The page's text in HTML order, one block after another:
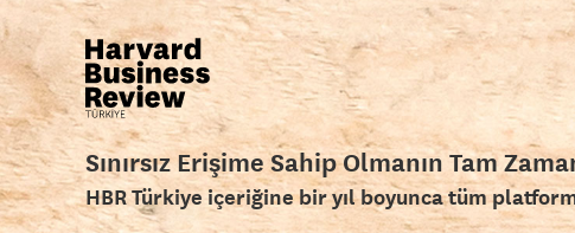
Sınırsız Erişime Sahip Olmanın Tam
HBR Türkiye içeriğine bir yıl boyunca tüm